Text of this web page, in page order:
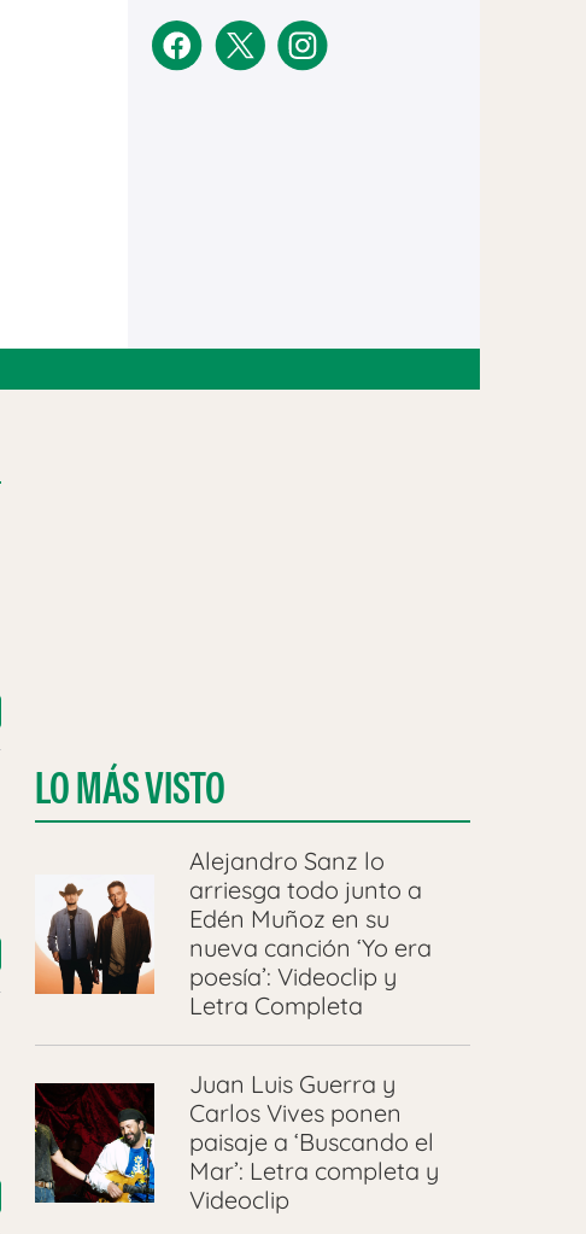
LO MÁS VISTO
Alejandro Sanz lo
arriesga todo junto a
Edén Muñoz en su
nueva canción ‘Yo era
poesía’: Videoclip y
Letra Completa
Juan Luis Guerra y
Carlos Vives ponen
paisaje a ‘Buscando el
Mar’: Letra completa y
Videoclip